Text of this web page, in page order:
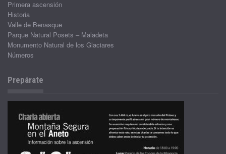
Primera ascensión
Historia
Valle de Benasque
Parque Natural Posets – Maladeta
Monumento Natural de los Glaciares
Números
Prepárate